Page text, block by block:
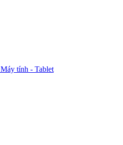
Máy tính - Tablet